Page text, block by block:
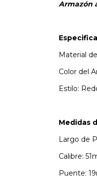
Armazón
Material
Color del
Estilo:
Medidas
Largo de
Calibre:
Puente: